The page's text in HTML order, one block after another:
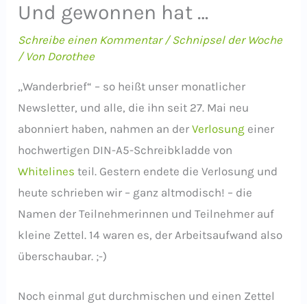
Und gewonnen hat …
Schreibe einen Kommentar /Schnipsel der Woche
/ Von Dorothee
„Wanderbrief“ – so heißt unser monatlicher
Newsletter, und alle, die ihn seit 27. Mai neu
abonniert haben, nahmen an derVerlosung einer
hochwertigen DIN-A5-Schreibkladde von
Whitelines teil. Gestern endete die Verlosung und
heute schrieben wir – ganz altmodisch! – die
Namen der Teilnehmerinnen und Teilnehmer auf
kleine Zettel. 14 waren es, der Arbeitsaufwand also
überschaubar. ;-)
Noch einmal gut durchmischen und einen Zettel